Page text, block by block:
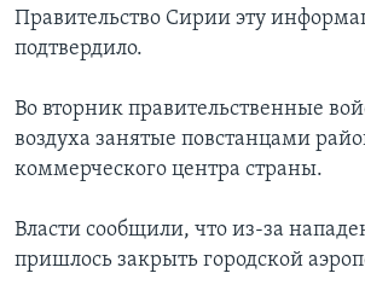
Правительство Сирии эту
подтвердило.
Во вторник правительственные
воздуха занятые повстанцами
коммерческого центра страны.
Власти сообщили, что из-за
пришлось закрыть городской